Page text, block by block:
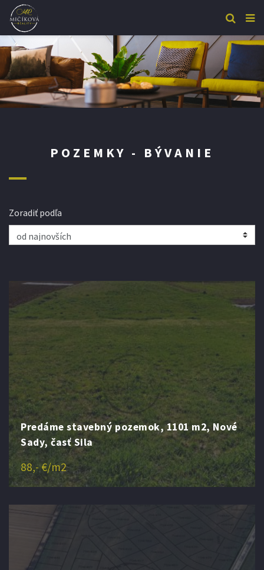
POZEMKY - BÝVANIE
Zoradiť podľa
Predáme stavebný pozemok, 1101 m2, Nové
Sady, časť Sila
88,- €/m2